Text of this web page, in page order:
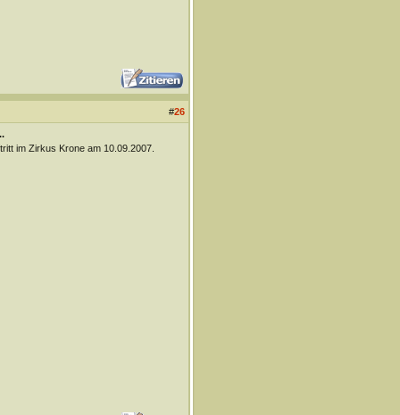
#26
im Zirkus Krone am 10.09.2007.